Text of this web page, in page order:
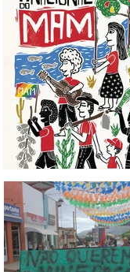
POPULA
R DE
ILHÉUS
- Nº3 -
JUN/20
22